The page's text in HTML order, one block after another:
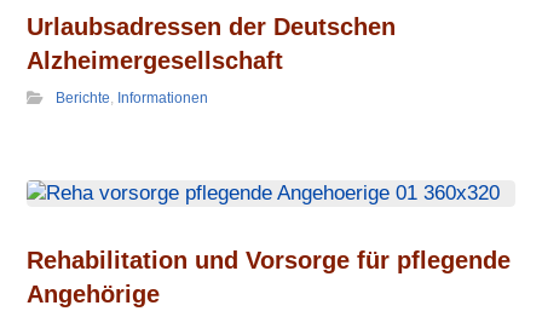
Urlaubs­adressen der Deutschen
Alzheimer­gesellschaft
Berichte, Informationen
Rehabili­tation und Vorsorge für pflegende
Angehörige